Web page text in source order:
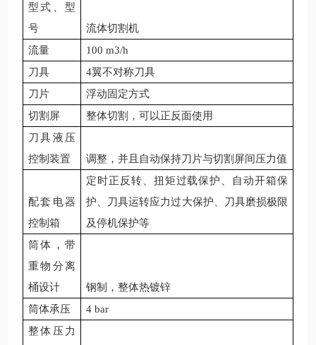
型式、型
号
流体切割机
流量
100 m3/h
刀具
4翼不对称刀具
刀片
浮动固定方式
切割屏
整体切割，可以正反面使用
刀具液压
控制装置
调整，并且自动保持刀片与切割屏间压力值
配套电器
控制箱
定时正反转、扭矩过载保护、自动开箱保
护、刀具运转应力过大保护、刀具磨损极限
及停机保护等
筒体，带
重物分离
桶设计
钢制，整体热镀锌
筒体承压
4 bar
整体压力